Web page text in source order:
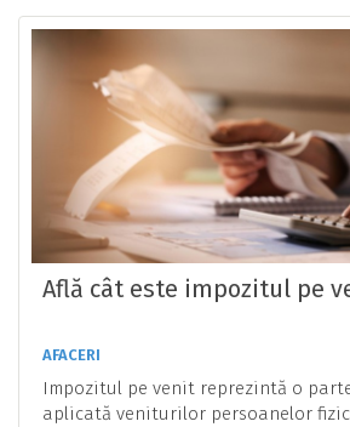
Află cât este impozitul pe
AFACERI
Impozitul pe venit reprezintă o
aplicată veniturilor persoanelor